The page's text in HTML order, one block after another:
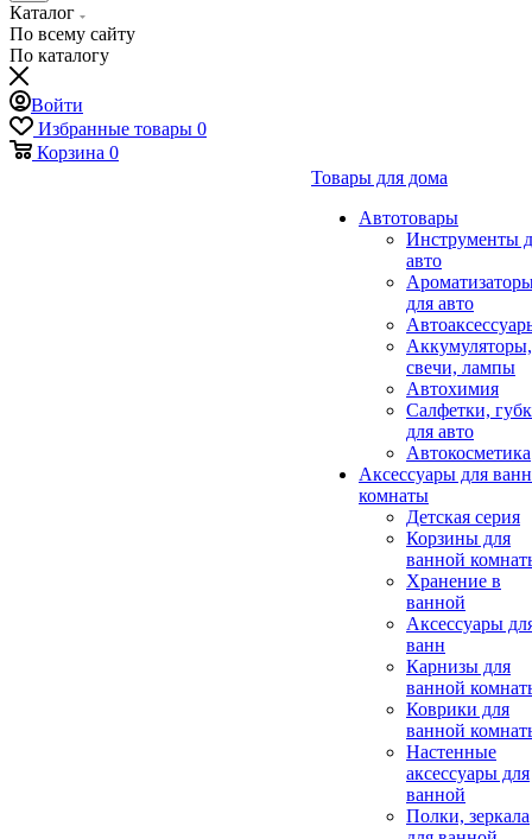
Каталог
По всему сайту
По каталогу
Войти
Избранные товары 0
Корзина 0
Товары для дома
Автотовары
Инструменты
авто
для авто
Аккумуляторы,
свечи, лампы
Автохимия
Салфетки,
для авто
Автокосметика
Аксессуары для
комнаты
Детская серия
Корзины для
ванной
Хранение в
ванной
Аксессуары
ванн
Карнизы для
ванной
Коврики для
ванной
Настенные
аксессуары для
ванной
Полки, зеркала